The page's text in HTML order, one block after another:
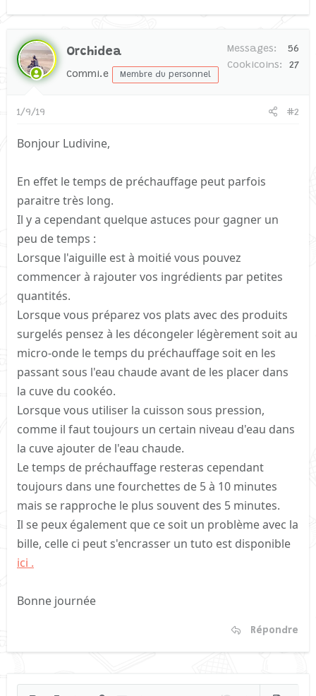
Orchidea
Commi.e Membre du personnel
Messages
56
Cookicoins
27
1/9/19 #2
Bonjour Ludivine,
En effet le temps de préchauffage peut parfois
paraitre très long.
Il y a cependant quelque astuces pour gagner un
peu de temps :
Lorsque l'aiguille est à moitié vous pouvez
commencer à rajouter vos ingrédients par petites
quantités.
Lorsque vous préparez vos plats avec des produits
surgelés pensez à les décongeler légèrement soit au
micro-onde le temps du préchauffage soit en les
passant sous l'eau chaude avant de les placer dans
la cuve du cookéo.
Lorsque vous utiliser la cuisson sous pression,
comme il faut toujours un certain niveau d'eau dans
la cuve ajouter de l'eau chaude.
Le temps de préchauffage resteras cependant
toujours dans une fourchettes de 5 à 10 minutes
mais se rapproche le plus souvent des 5 minutes.
Il se peux également que ce soit un problème avec la
bille, celle ci peut s'encrasser un tuto est disponible
ici .
Bonne journée
Répondre